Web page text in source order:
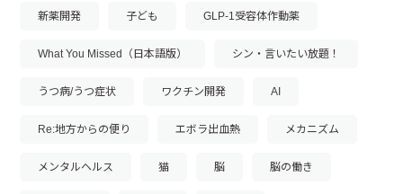
新薬開発 子ども GLP-1受容体作動薬
What You Missed（日本語版） シン・言いたい放題！
うつ病/うつ症状 ワクチン開発 AI
Re:地方からの便り エボラ出血熱 メカニズム
メンタルヘルス 猫 脳 脳の働き